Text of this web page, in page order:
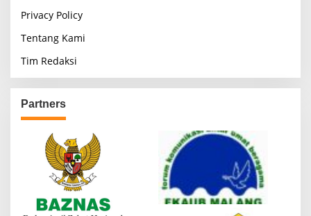
Privacy Policy
Tentang Kami
Tim Redaksi
Partners